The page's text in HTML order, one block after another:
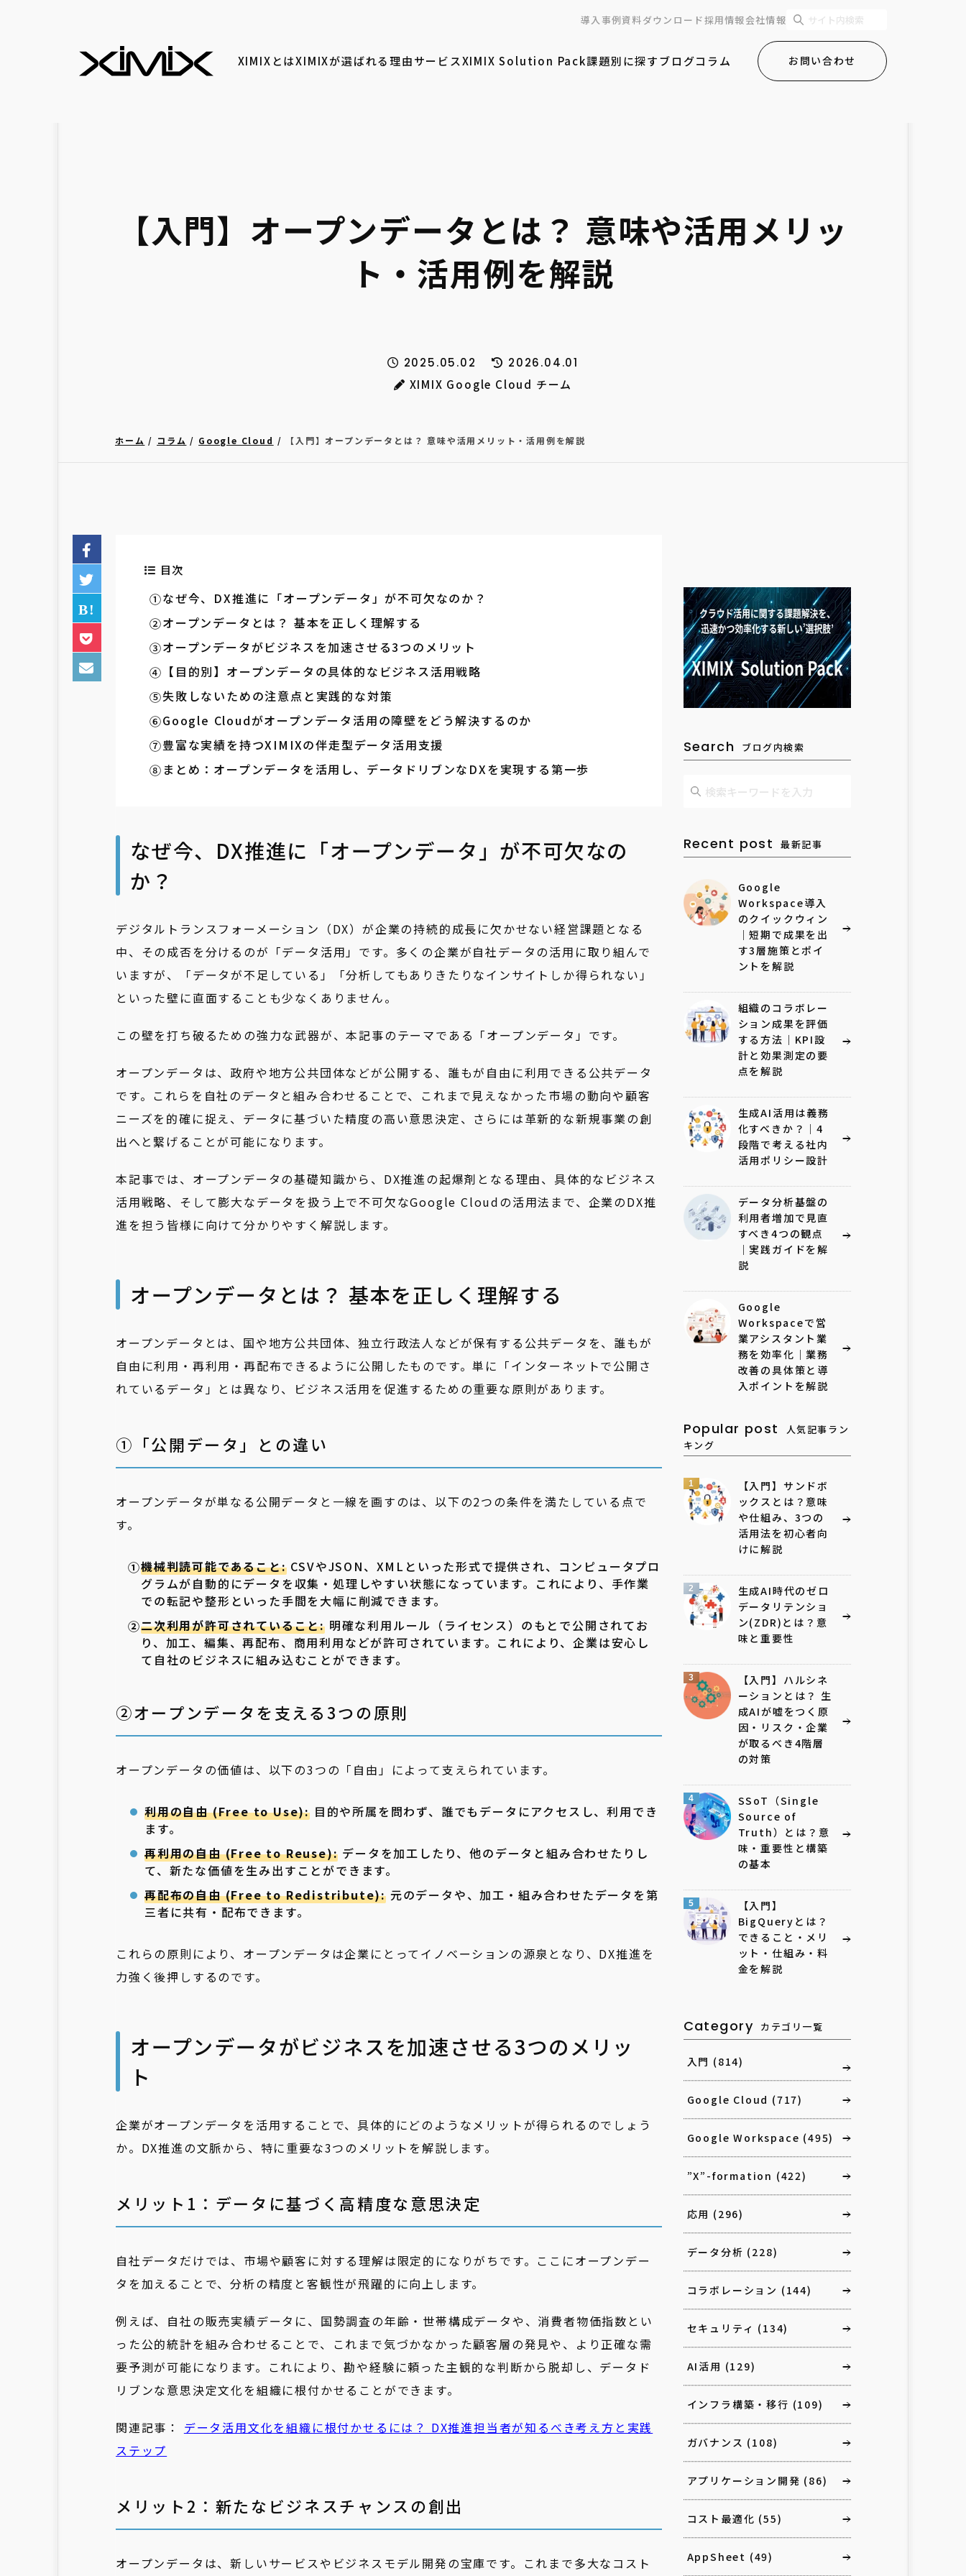
導入事例資料ダウンロード採用情報会社情報
XIMIXとはXIMIXが選ばれる理由サービスXIMIX Solution Pack課題別に探すブログコラム お問い合わせ
【入門】オープンデータとは？ 意味や活用メリッ
ト・活用例を解説
2025.05.02
2026.04.01
XIMIX Google Cloud チーム
ホーム コラム Google Cloud 【入門】オープンデータとは？ 意味や活用メリット・活用例を解説
目次
なぜ今、DX推進に「オープンデータ」が不可欠なのか？
オープンデータとは？ 基本を正しく理解する
オープンデータがビジネスを加速させる3つのメリット
【目的別】オープンデータの具体的なビジネス活用戦略
失敗しないための注意点と実践的な対策
Google Cloudがオープンデータ活用の障壁をどう解決するのか
豊富な実績を持つXIMIXの伴走型データ活用支援
まとめ：オープンデータを活用し、データドリブンなDXを実現する第一歩
なぜ今、DX推進に「オープンデータ」が不可欠なの
か？
デジタルトランスフォーメーション（DX）が企業の持続的成長に欠かせない経営課題となる
中、その成否を分けるのが「データ活用」です。多くの企業が自社データの活用に取り組んで
いますが、「データが不足している」「分析してもありきたりなインサイトしか得られない」
といった壁に直面することも少なくありません。
この壁を打ち破るための強力な武器が、本記事のテーマである「オープンデータ」です。
オープンデータは、政府や地方公共団体などが公開する、誰もが自由に利用できる公共データ
です。これらを自社のデータと組み合わせることで、これまで見えなかった市場の動向や顧客
ニーズを的確に捉え、データに基づいた精度の高い意思決定、さらには革新的な新規事業の創
出へと繋げることが可能になります。
本記事では、オープンデータの基礎知識から、DX推進の起爆剤となる理由、具体的なビジネス
活用戦略、そして膨大なデータを扱う上で不可欠なGoogle Cloudの活用法まで、企業のDX推
進を担う皆様に向けて分かりやすく解説します。
オープンデータとは？ 基本を正しく理解する
オープンデータとは、国や地方公共団体、独立行政法人などが保有する公共データを、誰もが
自由に利用・再利用・再配布できるように公開したものです。単に「インターネットで公開さ
れているデータ」とは異なり、ビジネス活用を促進するための重要な原則があります。
①「公開データ」との違い
オープンデータが単なる公開データと一線を画すのは、以下の2つの条件を満たしている点で
す。
機械判読可能であること:CSVやJSON、XMLといった形式で提供され、コンピュータプロ
グラムが自動的にデータを収集・処理しやすい状態になっています。これにより、手作業
での転記や整形といった手間を大幅に削減できます。
二次利用が許可されていること: 明確な利用ルール（ライセンス）のもとで公開されてお
り、加工、編集、再配布、商用利用などが許可されています。これにより、企業は安心し
て自社のビジネスに組み込むことができます。
②オープンデータを支える3つの原則
オープンデータの価値は、以下の3つの「自由」によって支えられています。
利用の自由 (Free to Use): 目的や所属を問わず、誰でもデータにアクセスし、利用でき
ます。
再利用の自由 (Free to Reuse): データを加工したり、他のデータと組み合わせたりし
て、新たな価値を生み出すことができます。
再配布の自由 (Free to Redistribute): 元のデータや、加工・組み合わせたデータを第
三者に共有・配布できます。
これらの原則により、オープンデータは企業にとってイノベーションの源泉となり、DX推進を
力強く後押しするのです。
オープンデータがビジネスを加速させる3つのメリッ
ト
企業がオープンデータを活用することで、具体的にどのようなメリットが得られるのでしょう
か。DX推進の文脈から、特に重要な3つのメリットを解説します。
メリット1：データに基づく高精度な意思決定
自社データだけでは、市場や顧客に対する理解は限定的になりがちです。ここにオープンデー
タを加えることで、分析の精度と客観性が飛躍的に向上します。
例えば、自社の販売実績データに、国勢調査の年齢・世帯構成データや、消費者物価指数とい
った公的統計を組み合わせることで、これまで気づかなかった顧客層の発見や、より正確な需
要予測が可能になります。これにより、勘や経験に頼った主観的な判断から脱却し、データド
リブンな意思決定文化を組織に根付かせることができます。
関連記事： データ活用文化を組織に根付かせるには？ DX推進担当者が知るべき考え方と実践
ステップ
メリット2：新たなビジネスチャンスの創出
オープンデータは、新しいサービスやビジネスモデル開発の宝庫です。これまで多大なコスト
Search ブログ内検索
Recent post 最新記事
Google
Workspace導入
のクイックウィン
｜短期で成果を出
す3層施策とポイ
ントを解説
組織のコラボレー
ション成果を評価
する方法｜KPI設
計と効果測定の要
点を解説
生成AI活用は義務
化すべきか？｜4
段階で考える社内
活用ポリシー設計
データ分析基盤の
利用者増加で見直
すべき4つの観点
｜実践ガイドを解
説
Google
Workspaceで営
業アシスタント業
務を効率化｜業務
改善の具体策と導
入ポイントを解説
Popular post
人気記事ラン
キング
1
【入門】サンドボ
ックスとは？意味
や仕組み、3つの
活用法を初心者向
けに解説
2
生成AI時代のゼロ
データリテンショ
ン(ZDR)とは？意
味と重要性
3
【入門】ハルシネ
ーションとは？ 生
成AIが嘘をつく原
因・リスク・企業
が取るべき4階層
の対策
4
SSoT（Single
Source of
Truth）とは？意
味・重要性と構築
の基本
5
【入門】
BigQueryとは？
できること・メリ
ット・仕組み・料
金を解説
Category カテゴリ一覧
入門 (814)
Google Cloud (717)
Google Workspace (495)
”X”-formation (422)
応用 (296)
データ分析 (228)
コラボレーション (144)
セキュリティ (134)
AI活用 (129)
インフラ構築・移行 (109)
ガバナンス (108)
アプリケーション開発 (86)
コスト最適化 (55)
AppSheet (49)